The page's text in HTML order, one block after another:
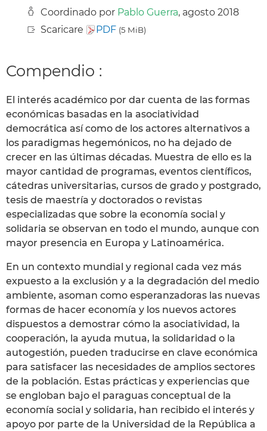
Coordinado por Pablo Guerra, agosto 2018
Scaricare
PDF (5 MiB)
Compendio :
El interés académico por dar cuenta de las formas
económicas basadas en la asociatividad
democrática así como de los actores alternativos a
los paradigmas hegemónicos, no ha dejado de
crecer en las últimas décadas. Muestra de ello es la
mayor cantidad de programas, eventos científicos,
cátedras universitarias, cursos de grado y postgrado,
tesis de maestría y doctorados o revistas
especializadas que sobre la economía social y
solidaria se observan en todo el mundo, aunque con
mayor presencia en Europa y Latinoamérica.
En un contexto mundial y regional cada vez más
expuesto a la exclusión y a la degradación del medio
ambiente, asoman como esperanzadoras las nuevas
formas de hacer economía y los nuevos actores
dispuestos a demostrar cómo la asociatividad, la
cooperación, la ayuda mutua, la solidaridad o la
autogestión, pueden traducirse en clave económica
para satisfacer las necesidades de amplios sectores
de la población. Estas prácticas y experiencias que
se engloban bajo el paraguas conceptual de la
economía social y solidaria, han recibido el interés y
apoyo por parte de la Universidad de la República a